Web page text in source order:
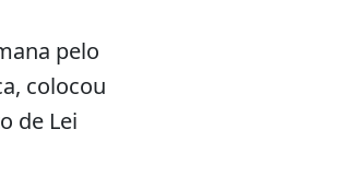
pelo
colocou
de Lei